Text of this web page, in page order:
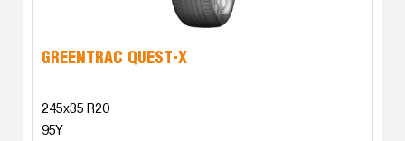
GREENTRAC QUEST-X
245x35 R20
95Y